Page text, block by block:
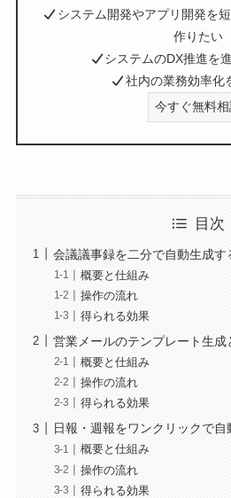
システム開発やアプリ開発を
作りたい
システムのDX推進を
社内の業務効率化
今すぐ無料相
目次
会議議事録を二分で自動生成す
概要と仕組み
操作の流れ
得られる効果
営業メールのテンプレート生成
概要と仕組み
操作の流れ
得られる効果
日報・週報をワンクリックで自
概要と仕組み
操作の流れ
得られる効果